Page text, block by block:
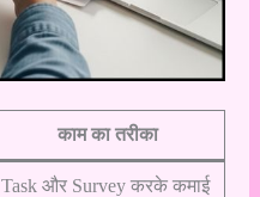
काम का तरीका
Task और Survey करके कमाई